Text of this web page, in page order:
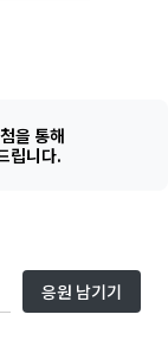
을 통해
립니다.
응원 남기기